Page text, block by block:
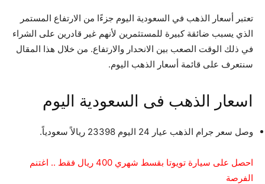
تعتبر أسعار الذهب في السعودية اليوم جزءًا من الارتفاع المستمر
الذي يسبب ضائقة كبيرة للمستثمرين لأنهم غير قادرين على الشراء
في ذلك الوقت الصعب بين الانحدار والارتفاع. من خلال هذا المقال
سنتعرف على قائمة أسعار الذهب اليوم.
اسعار الذهب فى السعودية اليوم
وصل سعر جرام الذهب عيار 24 اليوم 23398 ريالاً سعودياً.
احصل على سيارة تويوتا بقسط شهري 400 ريال فقط .. اغتنم
الفرصة